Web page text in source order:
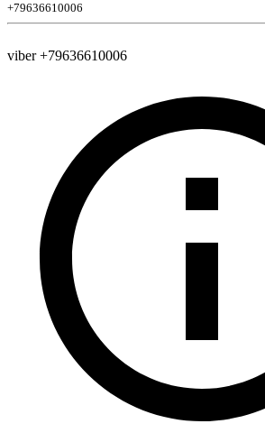
+79636610006
viber +79636610006